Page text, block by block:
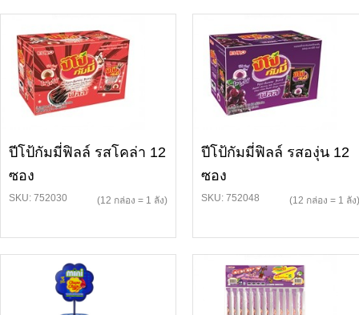
ปีโป้กัมมี่ฟิลล์ รสโคล่า 12
ซอง
SKU: 752030 (12 กล่อง = 1 ลัง)
ปีโป้กัมมี่ฟิลล์ รสองุ่น 12
ซอง
SKU: 752048 (12 กล่อง = 1 ลัง)